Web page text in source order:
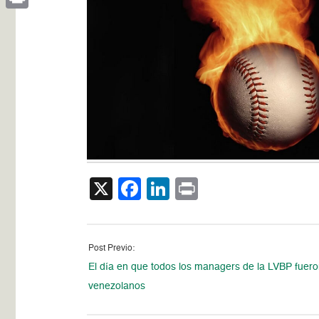
X Facebook
LinkedIn
Post Previo:
El día en que todos los managers de la LVBP
venezolanos